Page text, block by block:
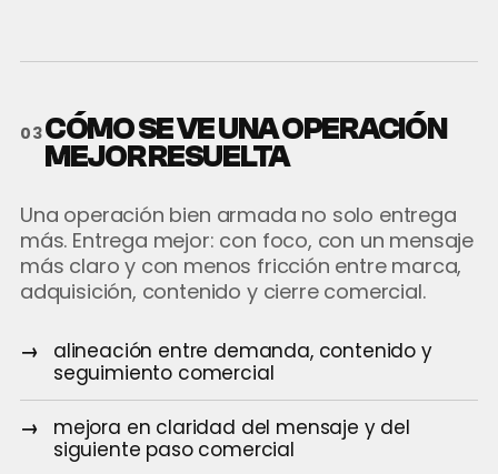
03CÓMO SE VE UNA OPERACIÓN
MEJOR RESUELTA
Una operación bien armada no solo entrega
más. Entrega mejor: con foco, con un mensaje
más claro y con menos fricción entre marca,
adquisición, contenido y cierre comercial.
alineación entre demanda, contenido y
seguimiento comercial
mejora en claridad del mensaje y del
siguiente paso comercial